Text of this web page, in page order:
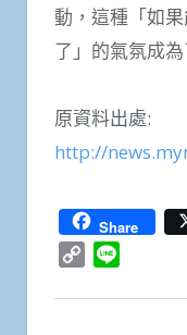
動，這種「如
了」的氣氛成
原資料出處:
http://
Share
Copy